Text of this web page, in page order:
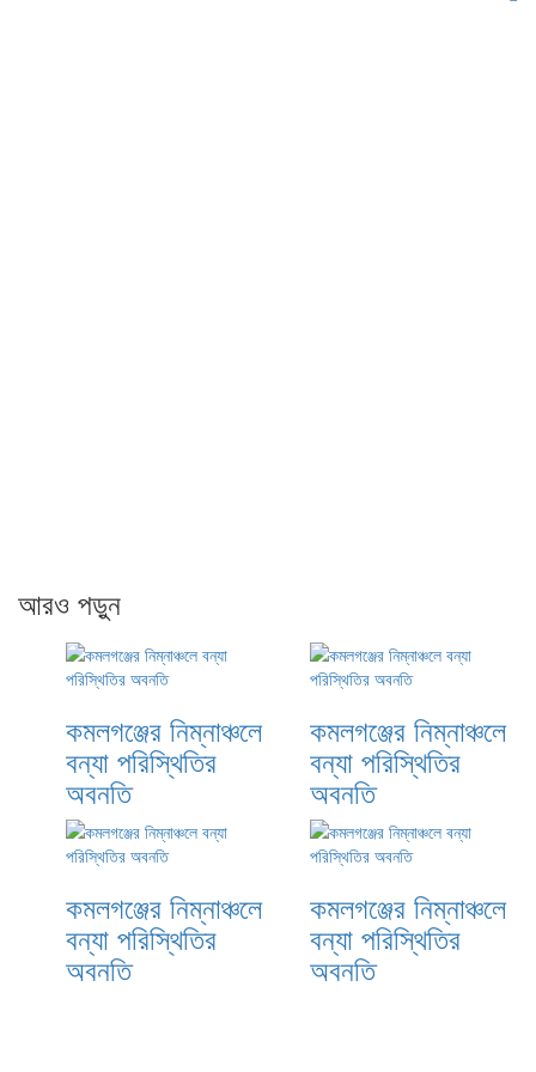
আরও পড়ুন
কমলগঞ্জের নিম্নাঞ্চলে
বন্যা পরিস্থিতির
অবনতি
কমলগঞ্জের নিম্নাঞ্চলে
বন্যা পরিস্থিতির
অবনতি
কমলগঞ্জের নিম্নাঞ্চলে
বন্যা পরিস্থিতির
অবনতি
কমলগঞ্জের নিম্নাঞ্চলে
বন্যা পরিস্থিতির
অবনতি